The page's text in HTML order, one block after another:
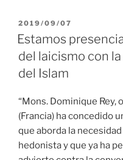
PUBLICADO
EL
2019/09/07
Estamos
del laicismo con
del Islam
“Mons. Dominique Rey,
(Francia) ha concedido
que aborda la
hedonista y que ya ha